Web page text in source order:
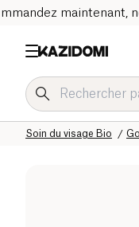
maintenant,
Soin du visage Bio
Notre
Accueil